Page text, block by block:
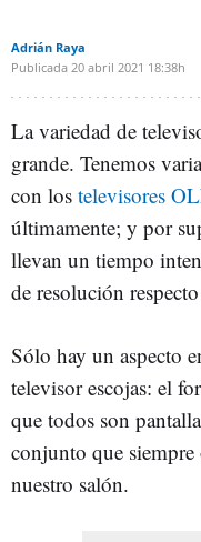
Adrián Raya
Publicada 20 abril 2021 18:38h
La variedad de
grande. Tenemos
con los televisores
últimamente; y por
llevan un tiempo
de resolución
Sólo hay un aspecto
televisor escojas: el
que todos son
conjunto que siempre
nuestro salón.